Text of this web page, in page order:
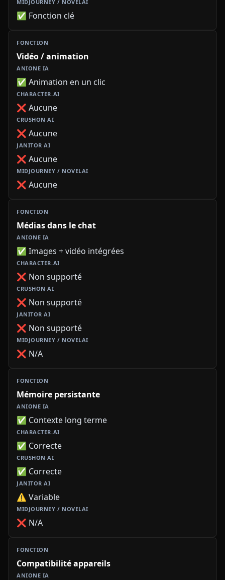
✅ Fonction clé
Vidéo / animation
✅ Animation en un clic
❌ Aucune
❌ Aucune
❌ Aucune
❌ Aucune
Médias dans le chat
✅ Images + vidéo intégrées
❌ Non supporté
❌ Non supporté
❌ Non supporté
❌ N/A
Mémoire persistante
✅ Contexte long terme
✅ Correcte
✅ Correcte
⚠️ Variable
❌ N/A
Compatibilité appareils